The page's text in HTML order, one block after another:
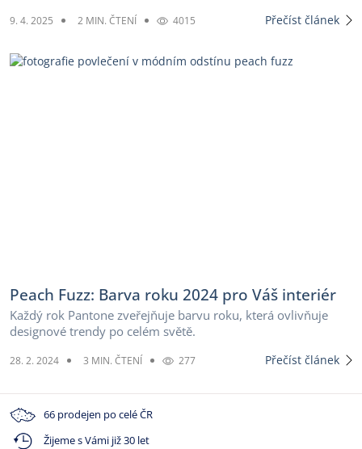
9. 4. 2025 2 MIN. ČTENÍ 4015 Přečíst článek
Peach Fuzz: Barva roku 2024 pro Váš interiér
Každý rok Pantone zveřejňuje barvu roku, která ovlivňuje
designové trendy po celém světě.
28. 2. 2024 3 MIN. ČTENÍ 277 Přečíst článek
66 prodejen po celé ČR
Žijeme s Vámi již 30 let